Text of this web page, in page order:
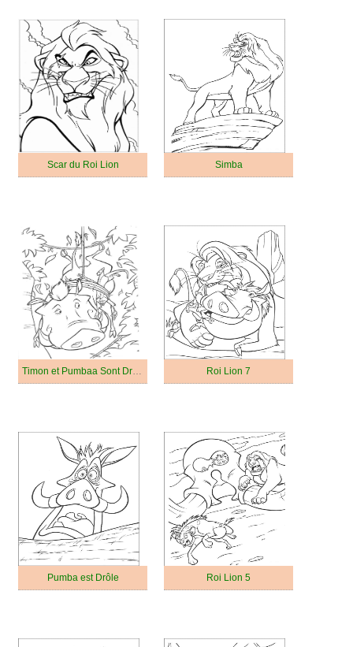
Scar du Roi Lion Simba
Timon et Pumbaa Sont Drôles Roi Lion 7
Pumba est Drôle Roi Lion 5